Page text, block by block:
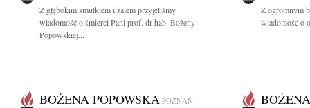
Z głębokim smutkiem i żalem przyjęliśmy
wiadomość o śmierci Pani prof. dr hab. Bożeny
Popowskiej...
Z ogromnym
wiadomość o
BOŻENA POPOWSKA POZNAŃ